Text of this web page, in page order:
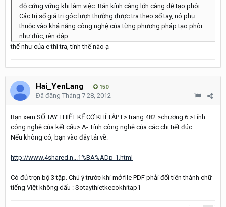
độ cứng vững khi làm việc. Bán kính càng lớn càng dễ tạo phôi.
Các trị số giá trị góc lượn thường được tra theo sổ tay, nó phụ
thuộc vào khả năng công nghệ của từng phương pháp tạo phôi
như đúc, rèn dập....
thế như của e thì tra, tính thế nào ạ
Hai_YenLang 150
Đã đăng Tháng 7 28, 2012
Bạn xem SỔ TAY THIẾT KẾ CƠ KHÍ TẬP I > trang 482 >chương 6 >Tính
công nghệ của kết cấu> A- Tính công nghệ của các chi tiết đúc.
Nếu không có, bạn vào đây tải về:
http://www.4shared.n...1%BA%ADp-1.html
Có đủ trọn bộ 3 tập. Chú ý trước khi mở file PDF phải đổi tiên thành chữ
tiếng Việt không dấu : Sotaythietkecokhitap1